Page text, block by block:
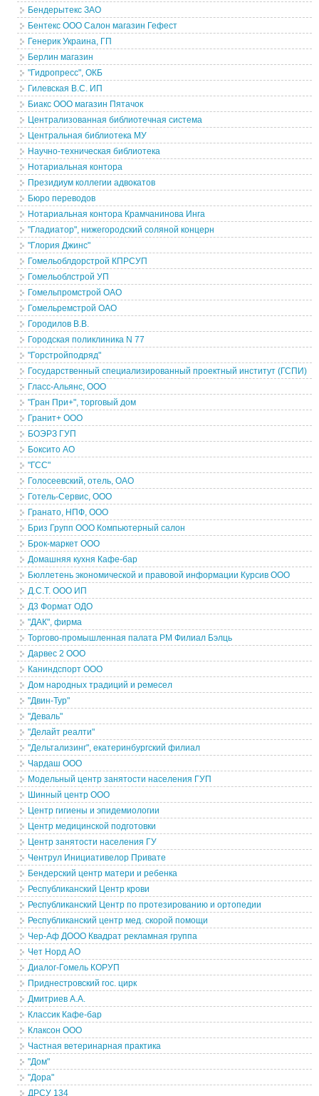
Бендерытекс ЗАО
Бентекс ООО Салон магазин Гефест
Генерик Украина, ГП
Берлин магазин
"Гидропресс", ОКБ
Гилевская В.С. ИП
Биакс ООО магазин Пятачок
Централизованная библиотечная система
Центральная библиотека МУ
Научно-техническая библиотека
Нотариальная контора
Президиум коллегии адвокатов
Бюро переводов
Нотариальная контора Крамчанинова Инга
"Гладиатор", нижегородский соляной концерн
"Глория Джинс"
Гомельоблдорстрой КПРСУП
Гомельоблстрой УП
Гомельпромстрой ОАО
Гомельремстрой ОАО
Городилов В.В.
Городская поликлиника N 77
"Горстройподряд"
Государственный специализированный проектный институт (ГСПИ)
Гласс-Альянс, ООО
"Гран При+", торговый дом
Гранит+ ООО
БОЭРЗ ГУП
Боксито АО
"ГСС"
Голосеевский, отель, ОАО
Готель-Сервис, ООО
Гранато, НПФ, ООО
Бриз Групп ООО Компьютерный салон
Брок-маркет ООО
Домашняя кухня Кафе-бар
Бюллетень экономической и правовой информации Курсив ООО
Д.С.Т. ООО ИП
Д3 Формат ОДО
"ДАК", фирма
Торгово-промышленная палата РМ Филиал Бэлць
Дарвес 2 ООО
Каниндспорт ООО
Дом народных традиций и ремесел
"Двин-Тур"
"Деваль"
"Делайт реалти"
"Дельтализинг", екатеринбургский филиал
Чардаш ООО
Модельный центр занятости населения ГУП
Шинный центр ООО
Центр гигиены и эпидемиологии
Центр медицинской подготовки
Центр занятости населения ГУ
Чентрул Инициативелор Привате
Бендерский центр матери и ребенка
Республиканский Центр крови
Республиканский Центр по протезированию и ортопедии
Республиканский центр мед. скорой помощи
Чер-Аф ДООО Квадрат рекламная группа
Чет Норд АО
Диалог-Гомель КОРУП
Приднестровский гос. цирк
Дмитриев А.А.
Классик Кафе-бар
Клаксон ООО
Частная ветеринарная практика
"Дом"
"Дора"
ДРСУ 134